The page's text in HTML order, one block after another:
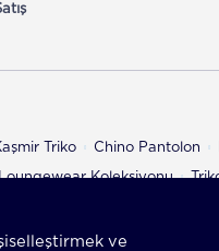
Triko Chino Pantolon
Koleksiyonu